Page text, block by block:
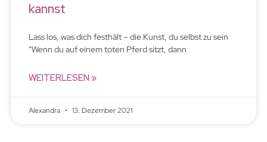
kannst
Lass los, was dich festhält – die Kunst, du selbst zu sein
“Wenn du auf einem toten Pferd sitzt, dann
WEITERLESEN »
Alexandra 13. Dezember 2021